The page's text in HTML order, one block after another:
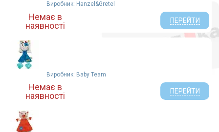
Виробник: Hanzel&Gretel
Немає в
наявності
ПЕРЕЙТИ
Виробник: Baby Team
Немає в
наявності
ПЕРЕЙТИ